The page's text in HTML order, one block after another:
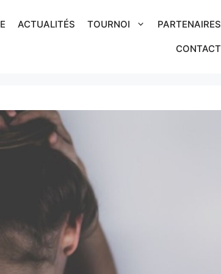
ACTUALITÉS TOURNOI PARTENAIRES
CONTACT